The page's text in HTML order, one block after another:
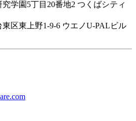
学園5丁目20番地2 つくばシティ
区東上野1-9-6 ウエノU-PALビル